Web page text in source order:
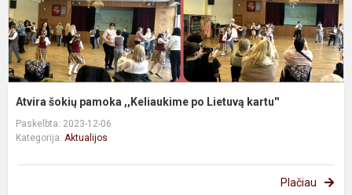
Atvira šokių pamoka ,,Keliaukime po Lietuvą kartu''
Paskelbta: 2023-12-06
Kategorija: Aktualijos
Plačiau